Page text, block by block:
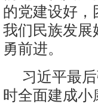
的党建设好
我们民族发展
勇前进。
习近平最
时全面建成